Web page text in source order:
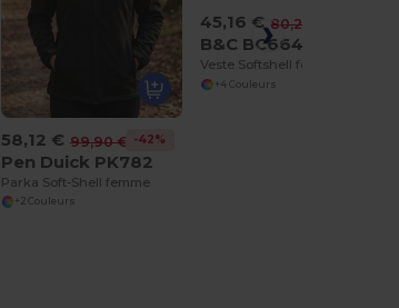
58,12 € 99,90 € -42%
Pen Duick PK782
Parka Soft-Shell femme
+2 Couleurs
45,16 € 80,24 €
B&C BC664
Veste Softshell femme
+4 Couleurs